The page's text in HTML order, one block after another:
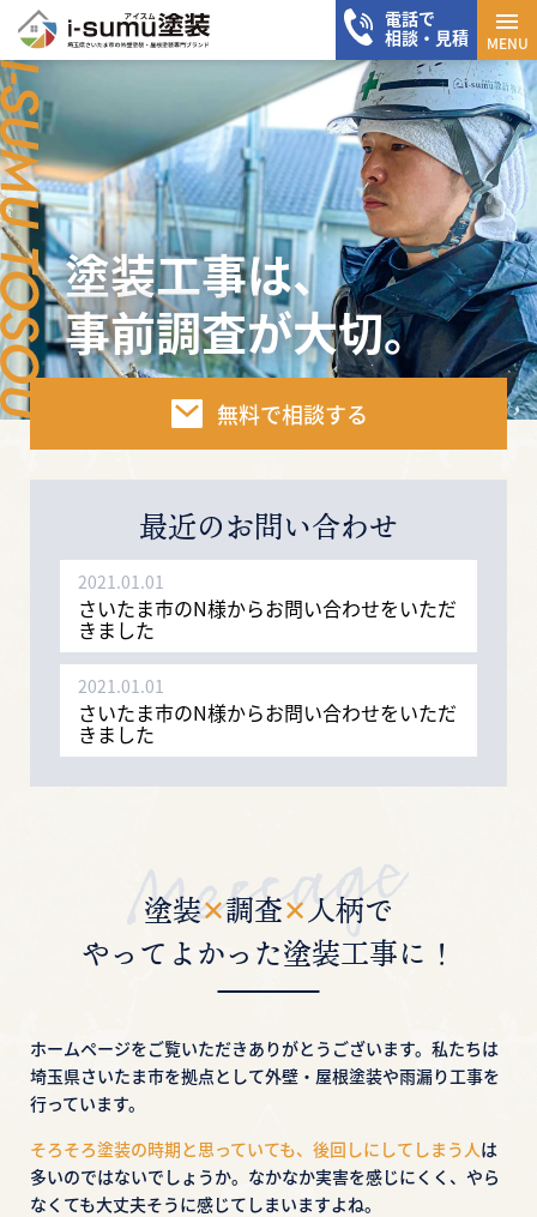
電話で
相談・見積
メ
MENU
塗装工事は、
事前調査が大切。
無料で相談する
最近のお問い合わせ
2021.01.01
さいたま市のN様からお問い合わせをいただ
きました
2021.01.01
さいたま市のN様からお問い合わせをいただ
きました
2021.01.01
2021.01.01
さいたま市のN様からお問い合わせをいただ
きました
きました
塗装✕調査✕人柄で
やってよかった塗装工事に！
ホームページをご覧いただきありがとうございます。 私たちは
埼玉県さいたま市を拠点として外壁・屋根塗装や雨漏り工事を
行っています。
そろそろ塗装の時期と思っていても、後回しにしてしまう人は
多いのではないでしょうか。 なかなか実害を感じにくく、やら
なくても大丈夫そうに感じてしまいますよね。